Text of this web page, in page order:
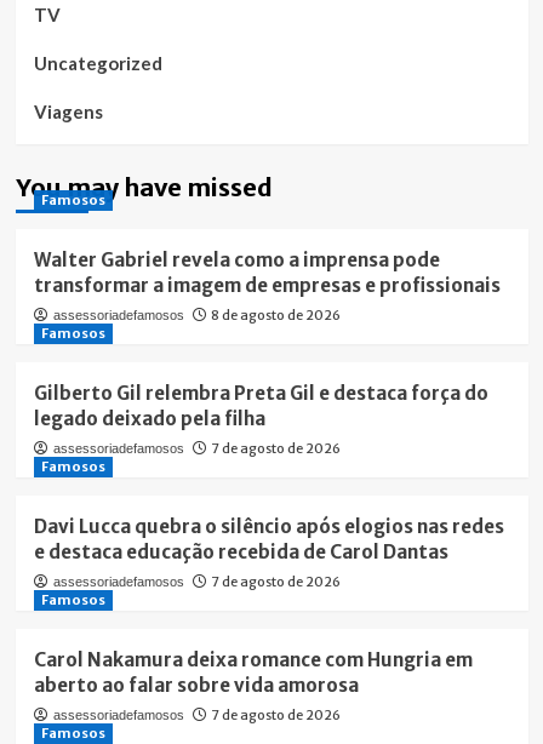
TV
Uncategorized
Viagens
You may have missed
Famosos
Walter Gabriel revela como a imprensa pode
transformar a imagem de empresas e profissionais
assessoriadefamosos
8 de agosto de 2026
Famosos
Gilberto Gil relembra Preta Gil e destaca força do
legado deixado pela filha
assessoriadefamosos
7 de agosto de 2026
Famosos
Davi Lucca quebra o silêncio após elogios nas redes
e destaca educação recebida de Carol Dantas
assessoriadefamosos
7 de agosto de 2026
Famosos
Carol Nakamura deixa romance com Hungria em
aberto ao falar sobre vida amorosa
assessoriadefamosos
7 de agosto de 2026
Famosos